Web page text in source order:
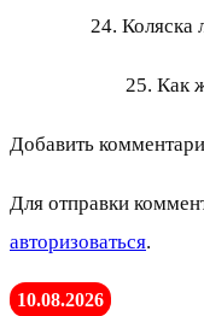
24. Коляска
25. Как
Добавить
Для отправки
авторизоваться.
10.08.2026